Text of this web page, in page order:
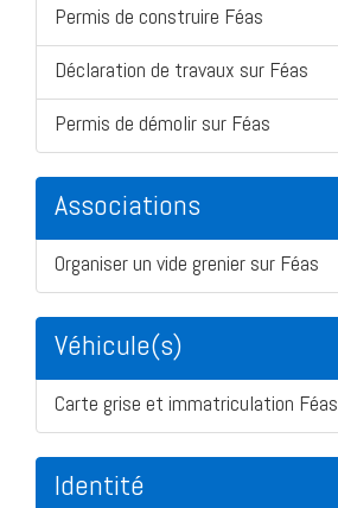
Permis de construire Féas
Déclaration de travaux sur Féas
Permis de démolir sur Féas
Associations
Organiser un vide grenier sur Féas
Véhicule(s)
Carte grise et immatriculation Féas
Identité